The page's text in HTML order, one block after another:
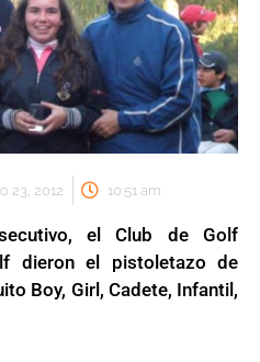
23, 2012 10:51 am
el Club de Golf
dieron el pistoletazo de
Boy, Girl, Cadete, Infantil,